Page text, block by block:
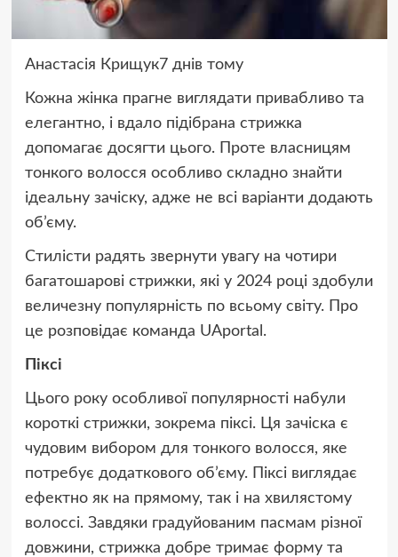
Анастасія Крищук7 днів тому
Кожна жінка прагне виглядати привабливо та
елегантно, і вдало підібрана стрижка
допомагає досягти цього. Проте власницям
тонкого волосся особливо складно знайти
ідеальну зачіску, адже не всі варіанти додають
об’єму.
Стилісти радять звернути увагу на чотири
багатошарові стрижки, які у 2024 році здобули
величезну популярність по всьому світу. Про
це розповідає команда UAportal.
Піксі
Цього року особливої популярності набули
короткі стрижки, зокрема піксі. Ця зачіска є
чудовим вибором для тонкого волосся, яке
потребує додаткового об’єму. Піксі виглядає
ефектно як на прямому, так і на хвилястому
волоссі. Завдяки градуйованим пасмам різної
довжини, стрижка добре тримає форму та